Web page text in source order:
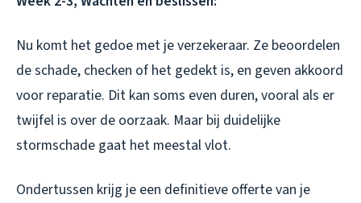
Nu komt het gedoe met je verzekeraar. Ze beoordelen
de schade, checken of het gedekt is, en geven akkoord
voor reparatie. Dit kan soms even duren, vooral als er
twijfel is over de oorzaak. Maar bij duidelijke
stormschade gaat het meestal vlot.
Ondertussen krijg je een definitieve offerte van je